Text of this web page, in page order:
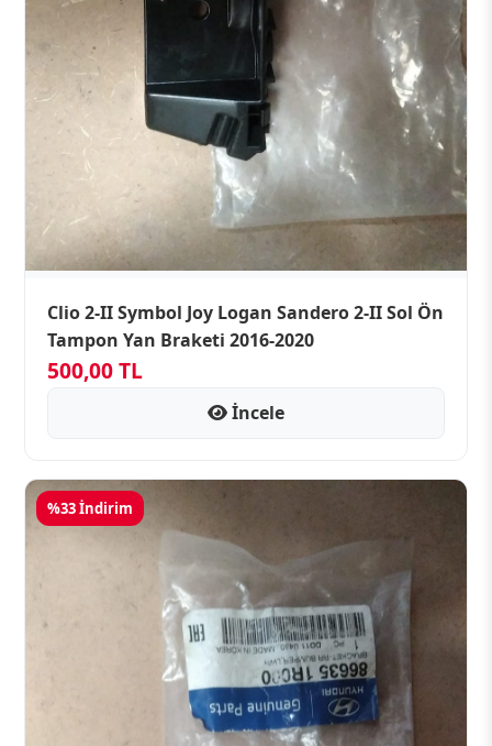
Clio 2-II Symbol Joy Logan Sandero 2-II Sol Ön
Tampon Yan Braketi 2016-2020
500,00 TL
İncele
%33 İndirim